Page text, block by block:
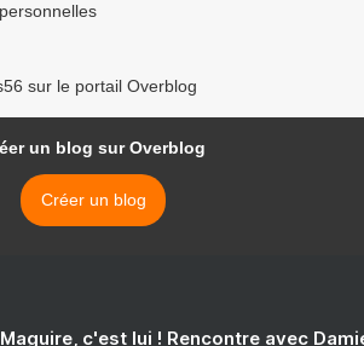
sur le portail Overblog
un blog sur Overblog
Créer un blog
c'est lui ! Rencontre avec